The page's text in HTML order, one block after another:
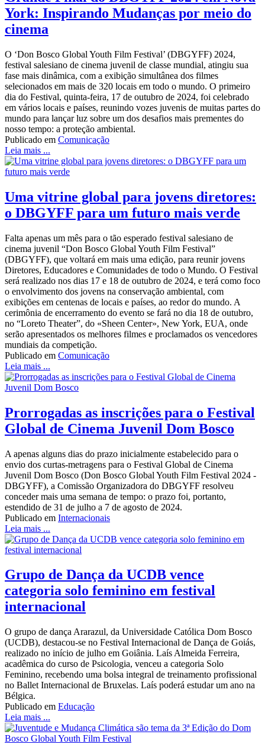
York: Inspirando Mudanças por meio do
cinema
O ‘Don Bosco Global Youth Film Festival’ (DBGYFF) 2024,
festival salesiano de cinema juvenil de classe mundial, atingiu sua
fase mais dinâmica, com a exibição simultânea dos filmes
selecionados em mais de 320 locais em todo o mundo. O primeiro
dia do Festival, quinta-feira, 17 de outubro de 2024, foi celebrado
em vários locais e países, reunindo vozes juvenis de muitas partes do
mundo para lançar luz sobre um dos desafios mais prementes do
nosso tempo: a proteção ambiental.
Publicado em Comunicação
Leia mais ...
Uma vitrine global para jovens diretores:
o DBGYFF para um futuro mais verde
Falta apenas um mês para o tão esperado festival salesiano de
cinema juvenil “Don Bosco Global Youth Film Festival”
(DBGYFF), que voltará em mais uma edição, para reunir jovens
Diretores, Educadores e Comunidades de todo o Mundo. O Festival
será realizado nos dias 17 e 18 de outubro de 2024, e terá como foco
o envolvimento dos jovens na conservação ambiental, com
exibições em centenas de locais e países, ao redor do mundo. A
cerimônia de encerramento do evento se fará no dia 18 de outubro,
no “Loreto Theater”, do «Sheen Center», New York, EUA, onde
serão apresentados os melhores filmes e proclamados os vencedores
mundiais da competição.
Publicado em Comunicação
Leia mais ...
Prorrogadas as inscrições para o Festival
Global de Cinema Juvenil Dom Bosco
A apenas alguns dias do prazo inicialmente estabelecido para o
envio dos curtas-metragens para o Festival Global de Cinema
Juvenil Dom Bosco (Don Bosco Global Youth Film Festival 2024 -
DBGYFF), a Comissão Organizadora do DBGYFF resolveu
conceder mais uma semana de tempo: o prazo foi, portanto,
estendido de 31 de julho a 7 de agosto de 2024.
Publicado em Internacionais
Leia mais ...
Grupo de Dança da UCDB vence
categoria solo feminino em festival
internacional
O grupo de dança Ararazul, da Universidade Católica Dom Bosco
(UCDB), destacou-se no Festival Internacional de Dança de Goiás,
realizado no início de julho em Goiânia. Laís Almeida Ferreira,
acadêmica do curso de Psicologia, venceu a categoria Solo
Feminino, recebendo uma bolsa integral de treinamento profissional
no Ballet Internacional de Bruxelas. Laís poderá estudar um ano na
Bélgica.
Publicado em Educação
Leia mais ...